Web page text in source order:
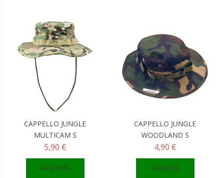
CAPPELLO JUNGLE
MULTICAM S
5,90 €
ACQUISTA
CAPPELLO JUNGLE
WOODLAND S
4,90 €
ACQUISTA